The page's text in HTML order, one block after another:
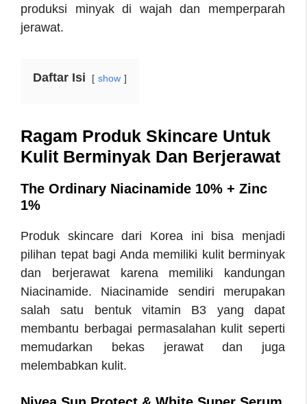
produksi minyak di wajah dan memperparah
jerawat.
Daftar Isi show
Ragam Produk Skincare Untuk
Kulit Berminyak Dan Berjerawat
The Ordinary Niacinamide 10% + Zinc
1%
Produk skincare dari Korea ini bisa menjadi
pilihan tepat bagi Anda memiliki kulit berminyak
dan berjerawat karena memiliki kandungan
Niacinamide. Niacinamide sendiri merupakan
salah satu bentuk vitamin B3 yang dapat
membantu berbagai permasalahan kulit seperti
memudarkan bekas jerawat dan juga
melembabkan kulit.